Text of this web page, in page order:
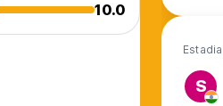
10.0
S